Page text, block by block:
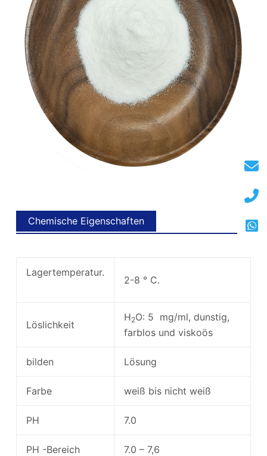
Chemische Eigenschaften
Lagertemperatur.
2-8 ° C.
Löslichkeit
H2O: 5 mg/ml, dunstig,
farblos und viskoös
bilden Lösung
Farbe weiß bis nicht weiß
PH 7.0
PH -Bereich 7.0 – 7,6